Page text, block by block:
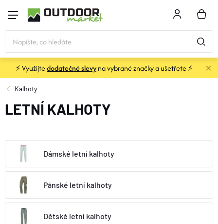
obsah
KOŠÍK
STANY
SPACÁKY
KARIMATKY
OBLEČENÍ
⚡ Využijtedodatečné slevyna vybrané značky a ušetřete ⚡
Kalhoty
LETNÍ KALHOTY
Dámské letní kalhoty
Pánské letní kalhoty
Dětské letní kalhoty